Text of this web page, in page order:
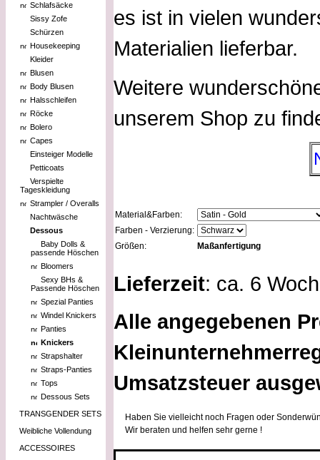
Schlafsäcke
Sissy Zofe
Schürzen
Housekeeping
Kleider
Blusen
Body Blusen
Halsschleifen
Röcke
Bolero
Capes
Einsteiger Modelle
Petticoats
Verspielte
Tageskleidung
Strampler / Overalls
Nachtwäsche
Dessous
Baby Dolls &
passende Höschen
Bloomers
Sexy BHs &
Passende Höschen
Spezial Panties
Windel Knickers
Panties
Knickers
Strapshalter
Straps-Panties
Tops
Dessous Sets
TRANSGENDER SETS
Weibliche Vollendung
ACCESSOIRES
es ist in vielen
Materialien lieferbar.
Weitere
unserem Shop zu
Material&Farben:
Farben - Verzierung:
Größen:
Maßanfertigung
Lieferzeit: ca. 6
Alle angegebenen
Umsatzsteuer
Haben Sie vielleicht noch Fragen oder
Wir beraten und helfen sehr gerne !